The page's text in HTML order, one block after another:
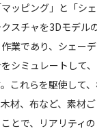
ッピング」と「シェ
スチャを3Dモデル
業であり、シェー
シミュレートして
これらを駆使して
材、布など、素材
とで、リアリティ